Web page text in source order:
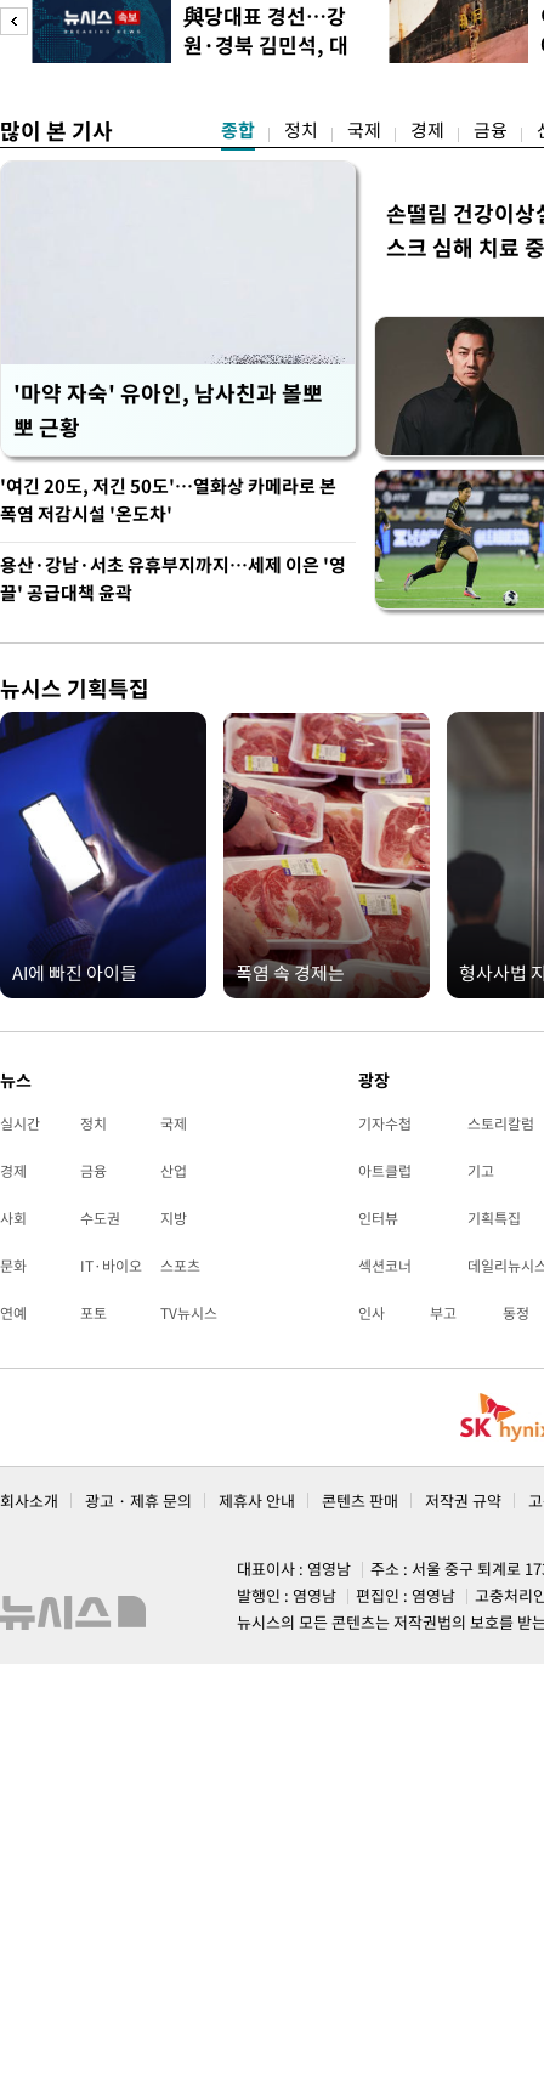
화순, 보성, 광양, 강진, 영
면 제외), 곡성북부, 곡성남
與당대표 경선…강
원·경북 김민석, 대
많이 본 기사 종합 정치 국제 경제 금융
'마약 자숙' 유아인, 남사친과 볼뽀
뽀 근황
손떨림 건강이
스크 심해 치료
'여긴 20도, 저긴 50도'…열화상 카메라로 본
폭염 저감시설 '온도차'
용산·강남·서초 유휴부지까지…세제 이은 '영
끌' 공급대책 윤곽
뉴시스 기획특집
AI에 빠진 아이들 폭염 속 경제는 형사사법
뉴스
실시간 정치 국제
경제 금융 산업
사회 수도권 지방
문화 IT·바이오 스포츠
연예 포토 TV뉴시스
광장
기자수첩 스토리칼럼
아트클럽 기고
인터뷰 기획특집
섹션코너 데일리뉴시
인사 부고 동정
회사소개 광고 · 제휴 문의 제휴사 안내 콘텐츠 판매 저작권 규약
대표이사 : 염영남
주소 : 서울 중구 퇴계로
발행인 : 염영남
편집인 : 염영남
고충처리
뉴시스의 모든 콘텐츠는 저작권법의 보호를